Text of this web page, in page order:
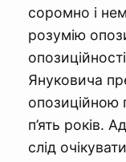
соромно і
розумію
Януковича
опозиційною
п’ять років.
слід